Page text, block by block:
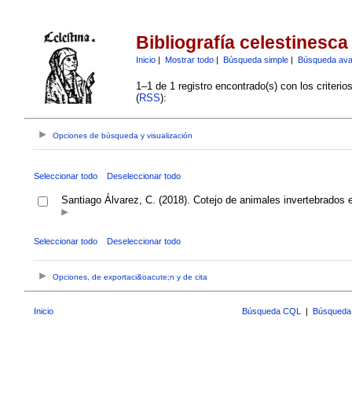
Bibliografía celestinesca
Inicio| Mostrar todo| Búsqueda simple| Búsqueda
1–1 de 1 registro encontrado(s) con los
(RSS):
Opciones de búsqueda y visualización
Seleccionar todo Deseleccionar todo
Santiago Álvarez, C. (2018). Cotejo de animales
Seleccionar todo Deseleccionar todo
Opciones, de exportaci&oacute;n y de cita
Inicio Búsqueda CQL |